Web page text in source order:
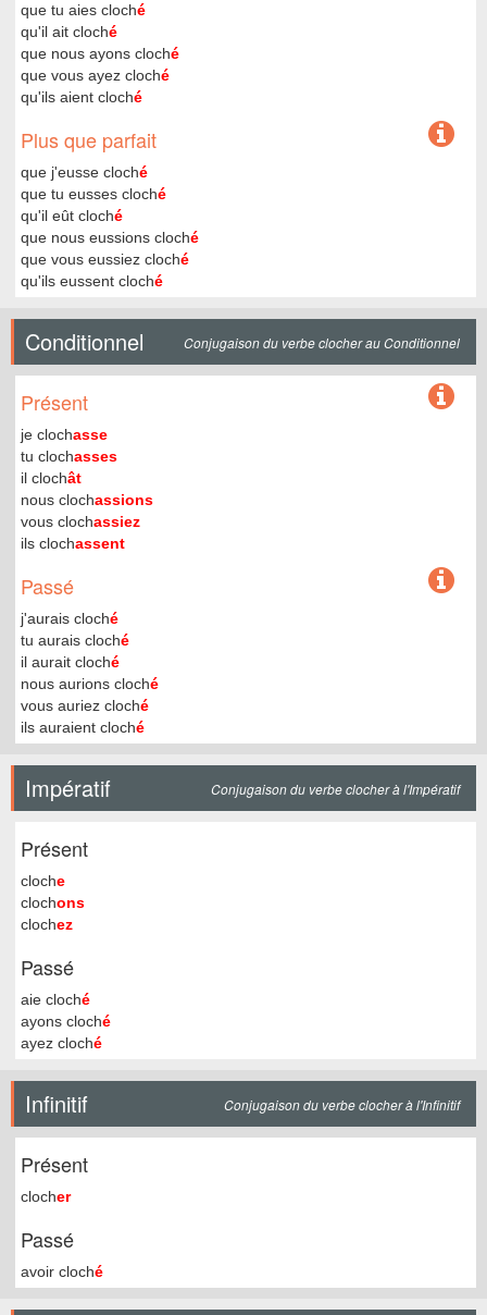
que tu aies cloché
qu'il ait cloché
que nous ayons cloché
que vous ayez cloché
qu'ils aient cloché
Plus que parfait
que j'eusse cloché
que tu eusses cloché
qu'il eût cloché
que nous eussions cloché
que vous eussiez cloché
qu'ils eussent cloché
Conditionnel Conjugaison du verbe clocher au Conditionnel
Présent
je clochasse
tu clochasses
il clochât
nous clochassions
vous clochassiez
ils clochassent
Passé
j'aurais cloché
tu aurais cloché
il aurait cloché
nous aurions cloché
vous auriez cloché
ils auraient cloché
Impératif Conjugaison du verbe clocher à l'Impératif
Présent
cloche
clochons
clochez
Passé
aie cloché
ayons cloché
ayez cloché
Infinitif Conjugaison du verbe clocher à l'Infinitif
Présent
clocher
Passé
avoir cloché